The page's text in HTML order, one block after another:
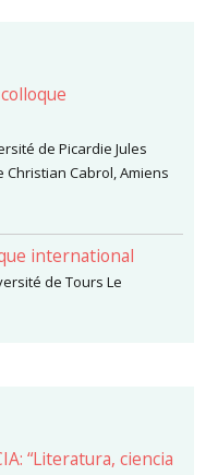
de Picardie Jules
Christian Cabrol, Amiens
international
de Tours Le
“Literatura, ciencia